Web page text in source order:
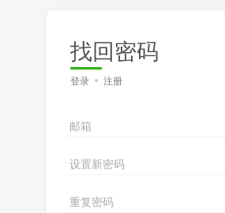
找回密码
登录 注册
邮箱
设置新密码
重复密码